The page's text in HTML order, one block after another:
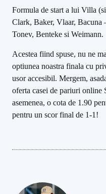
Formula de start a lui Villa
Clark, Baker, Vlaar, Bacuna
Tonev, Benteke si Weimann.
Acestea fiind spuse, nu ne
optiunea noastra finala cu
usor accesibil. Mergem,
oferta casei de pariuri online
asemenea, o cota de 1.90
pentru un scor final de 1-1!